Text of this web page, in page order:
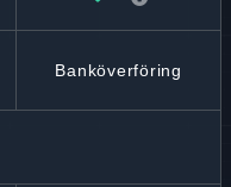
Banköverföring